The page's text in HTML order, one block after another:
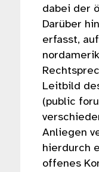
dabei der
Darüber
erfasst,
Leitbild
(public
Anliegen
hierdurch
offenes